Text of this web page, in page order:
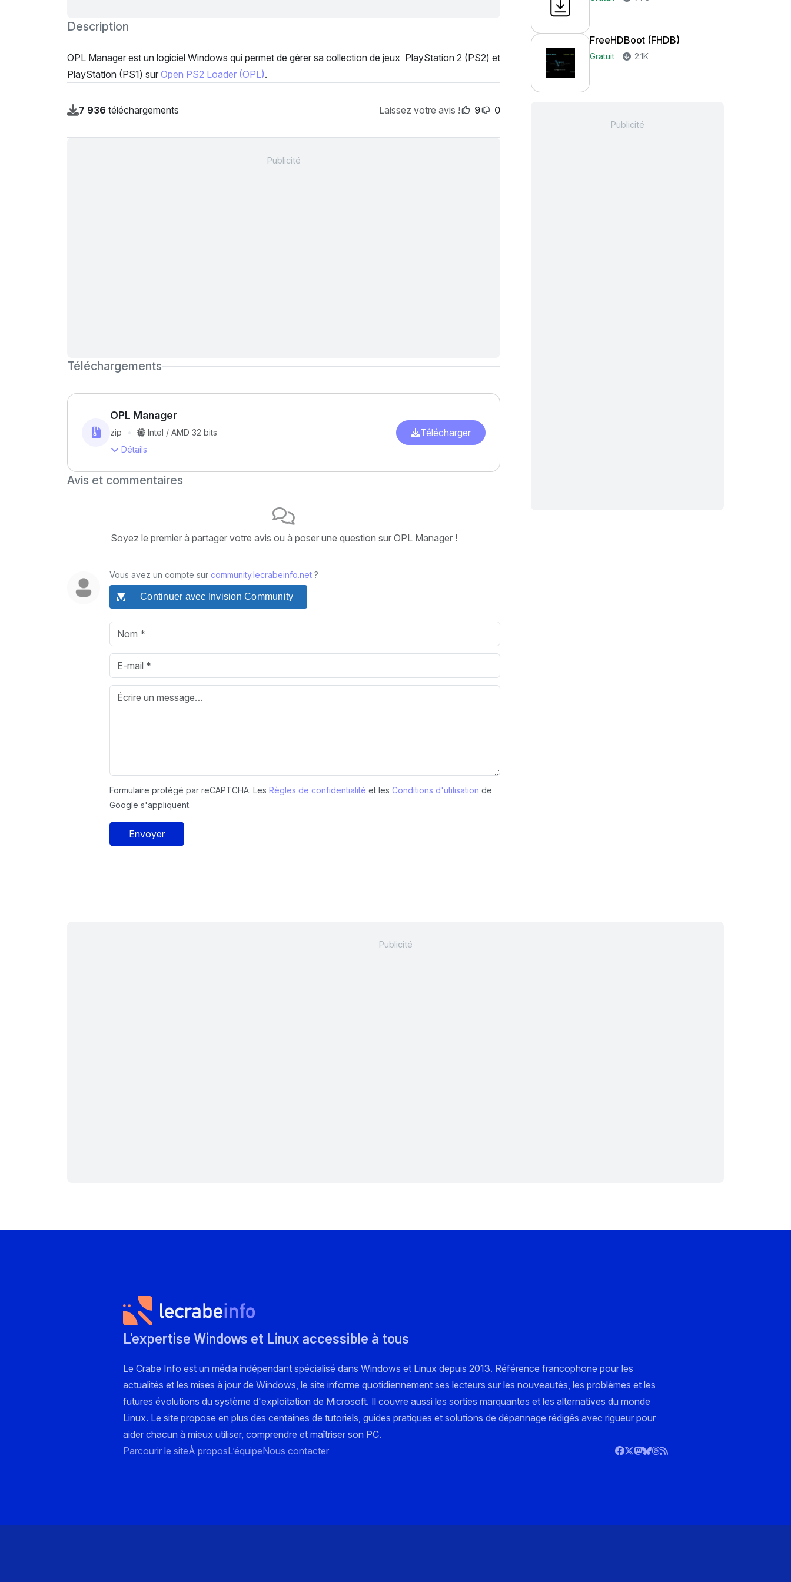
Description
OPL Manager est un logiciel Windows qui permet de gérer sa collection de jeux PlayStation 2 (PS2) et
PlayStation (PS1) sur Open PS2 Loader (OPL).
7 936 téléchargements Laissez votre avis ! 9 0
Téléchargements
OPL Manager
zip
Intel / AMD 32 bits
Détails
Télécharger
Avis et commentaires
Soyez le premier à partager votre avis ou à poser une question sur OPL Manager !
Vous avez un compte sur community.lecrabeinfo.net ?
Continuer avec Invision Community
Formulaire protégé par reCAPTCHA. Les Règles de confidentialité et les Conditions d'utilisation de
Google s'appliquent.
Envoyer
FreeHDBoot (FHDB)
Gratuit 2.1K
L'expertise Windows et Linux accessible à tous
Le Crabe Info est un média indépendant spécialisé dans Windows et Linux depuis 2013. Référence francophone pour les
actualités et les mises à jour de Windows, le site informe quotidiennement ses lecteurs sur les nouveautés, les problèmes et les
futures évolutions du système d'exploitation de Microsoft. Il couvre aussi les sorties marquantes et les alternatives du monde
Linux. Le site propose en plus des centaines de tutoriels, guides pratiques et solutions de dépannage rédigés avec rigueur pour
aider chacun à mieux utiliser, comprendre et maîtriser son PC.
Parcourir le siteÀ proposL’équipeNous contacter